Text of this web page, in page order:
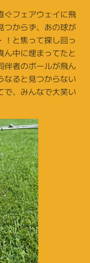
ぐフェアウェイに飛
つからず、あの球が
！と焦って探し回っ
ん中に埋まってたと
伴者のボールが飛ん
なると見つからない
で、みんなで大笑い